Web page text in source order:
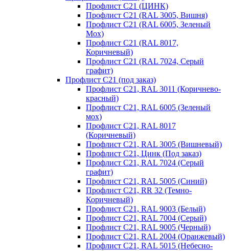
Профлист С21 (ЦИНК)
Профлист С21 (RAL 3005, Вишня)
Профлист С21 (RAL 6005, Зеленый
Мох)
Профлист С21 (RAL 8017,
Коричневый)
Профлист С21 (RAL 7024, Серый
графит)
Профлист С21 (под заказ)
Профлист С21, RAL 3011 (Коричнево-
красный)
Профлист С21, RAL 6005 (Зеленый
мох)
Профлист С21, RAL 8017
(Коричневый)
Профлист С21, RAL 3005 (Вишневый)
Профлист С21, Цинк (Под заказ)
Профлист С21, RAL 7024 (Серый
графит)
Профлист С21, RAL 5005 (Синий)
Профлист С21, RR 32 (Темно-
Коричневый)
Профлист С21, RAL 9003 (Белый)
Профлист С21, RAL 7004 (Серый)
Профлист С21, RAL 9005 (Черный)
Профлист С21, RAL 2004 (Оранжевый)
Профлист С21, RAL 5015 (Небесно-